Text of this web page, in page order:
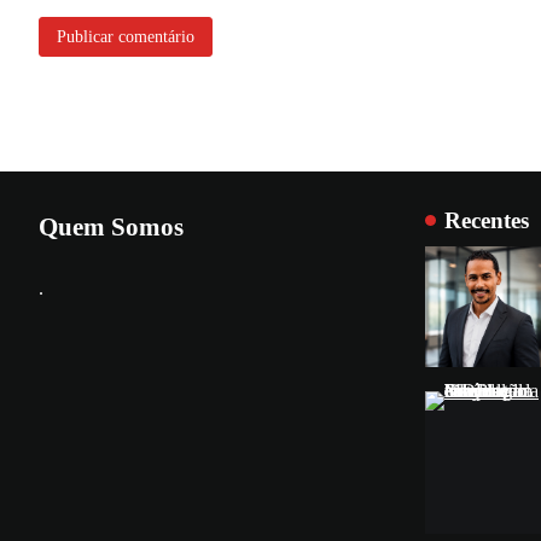
Quem Somos
.
Recentes